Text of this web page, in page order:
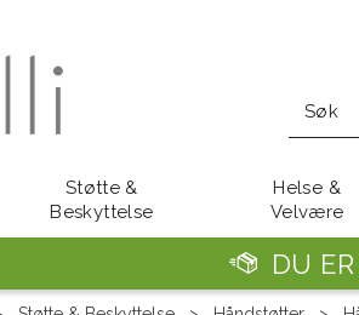
Støtte &
Beskyttelse
Helse &
Velvære
DU